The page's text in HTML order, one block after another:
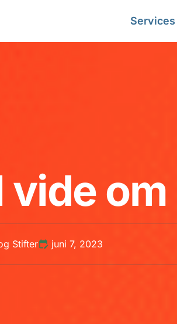
Services
om
Stifter juni 7, 2023